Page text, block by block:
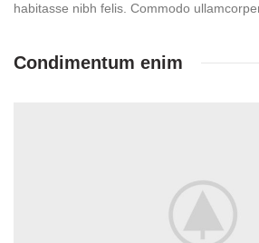
habitasse nibh felis. Commodo
Condimentum enim